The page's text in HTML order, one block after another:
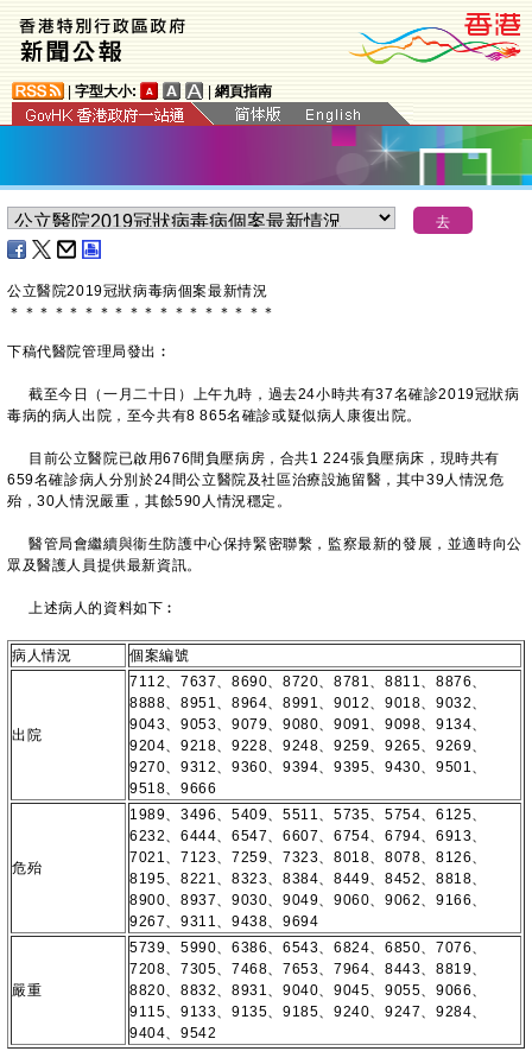
字型大小: 網頁指南
公立醫院2019冠狀病毒病個案最新情況
＊ ＊ ＊ ＊ ＊ ＊ ＊ ＊ ＊ ＊ ＊ ＊ ＊ ＊ ＊ ＊ ＊ ＊
下稿代醫院管理局發出︰
截至今日（一月二十日）上午九時，過去24小時共有37名確診2019冠狀病
毒病的病人出院，至今共有8 865名確診或疑似病人康復出院。
目前公立醫院已啟用676間負壓病房，合共1 224張負壓病床，現時共有
659名確診病人分別於24間公立醫院及社區治療設施留醫，其中39人情況危
殆，30人情況嚴重，其餘590人情況穩定。
醫管局會繼續與衞生防護中心保持緊密聯繫，監察最新的發展，並適時向公
眾及醫護人員提供最新資訊。
上述病人的資料如下︰
病人情況 個案編號
出院
7112、7637、8690、8720、8781、8811、8876、
8888、8951、8964、8991、9012、9018、9032、
9043、9053、9079、9080、9091、9098、9134、
9204、9218、9228、9248、9259、9265、9269、
9270、9312、9360、9394、9395、9430、9501、
9518、9666
危殆
1989、3496、5409、5511、5735、5754、6125、
6232、6444、6547、6607、6754、6794、6913、
7021、7123、7259、7323、8018、8078、8126、
8195、8221、8323、8384、8449、8452、8818、
8900、8937、9030、9049、9060、9062、9166、
9267、9311、9438、9694
嚴重
5739、5990、6386、6543、6824、6850、7076、
7208、7305、7468、7653、7964、8443、8819、
8820、8832、8931、9040、9045、9055、9066、
9115、9133、9135、9185、9240、9247、9284、
9404、9542